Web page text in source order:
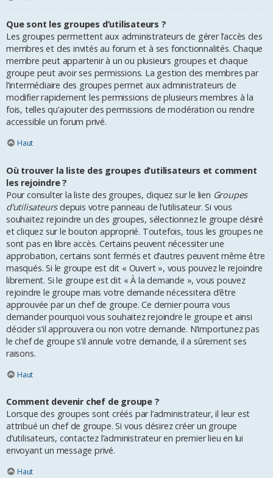
Que sont les groupes d’utilisateurs ?
Les groupes permettent aux administrateurs de gérer l’accès des
membres et des invités au forum et à ses fonctionnalités. Chaque
membre peut appartenir à un ou plusieurs groupes et chaque
groupe peut avoir ses permissions. La gestion des membres par
l’intermédiaire des groupes permet aux administrateurs de
modifier rapidement les permissions de plusieurs membres à la
fois, telles qu’ajouter des permissions de modération ou rendre
accessible un forum privé.
Haut
Où trouver la liste des groupes d’utilisateurs et comment
les rejoindre ?
Pour consulter la liste des groupes, cliquez sur le lien Groupes
d’utilisateursdepuis votre panneau de l’utilisateur. Si vous
souhaitez rejoindre un des groupes, sélectionnez le groupe désiré
et cliquez sur le bouton approprié. Toutefois, tous les groupes ne
sont pas en libre accès. Certains peuvent nécessiter une
approbation, certains sont fermés et d’autres peuvent même être
masqués. Si le groupe est dit « Ouvert », vous pouvez le rejoindre
librement. Si le groupe est dit « À la demande », vous pouvez
rejoindre le groupe mais votre demande nécessitera d’être
approuvée par un chef de groupe. Ce dernier pourra vous
demander pourquoi vous souhaitez rejoindre le groupe et ainsi
décider s’il approuvera ou non votre demande. N’importunez pas
le chef de groupe s’il annule votre demande, il a sûrement ses
raisons.
Haut
Comment devenir chef de groupe ?
Lorsque des groupes sont créés par l’administrateur, il leur est
attribué un chef de groupe. Si vous désirez créer un groupe
d’utilisateurs, contactez l’administrateur en premier lieu en lui
envoyant un message privé.
Haut